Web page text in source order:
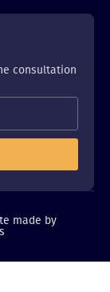
consultation
made by